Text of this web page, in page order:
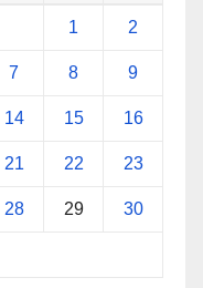
1 2
7 8 9
14 15 16
21 22 23
28 29 30